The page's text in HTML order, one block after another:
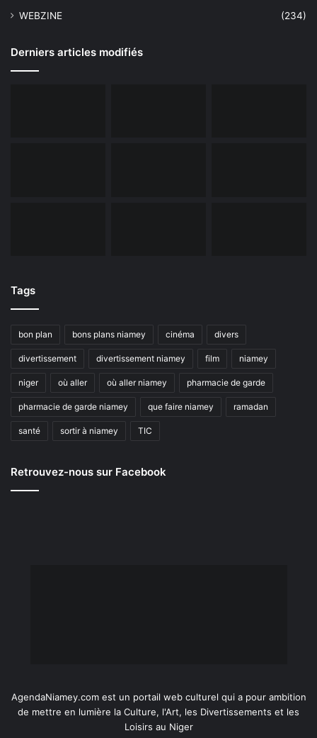
WEBZINE
(234)
Derniers articles modifiés
Tags
bon plan bons plans niamey cinéma divers
divertissement divertissement niamey film niamey
niger où aller où aller niamey pharmacie de garde
pharmacie de garde niamey que faire niamey ramadan
santé sortir à niamey TIC
Retrouvez-nous sur Facebook
AgendaNiamey.com est un portail web culturel qui a pour ambition
de mettre en lumière la Culture, l'Art, les Divertissements et les
Loisirs au Niger